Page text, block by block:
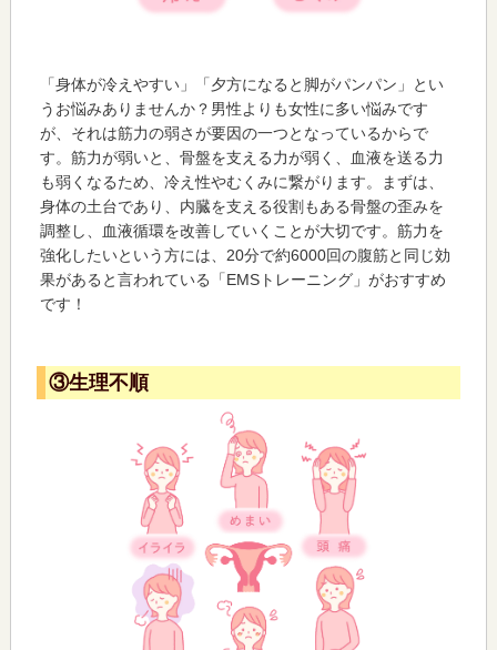
「身体が冷えやすい」「夕方になると脚がパンパン」とい
うお悩みありませんか？男性よりも女性に多い悩みです
が、それは筋力の弱さが要因の一つとなっているからで
す。筋力が弱いと、骨盤を支える力が弱く、血液を送る力
も弱くなるため、冷え性やむくみに繋がります。まずは、
身体の土台であり、内臓を支える役割もある骨盤の歪みを
調整し、血液循環を改善していくことが大切です。筋力を
強化したいという方には、20分で約6000回の腹筋と同じ効
果があると言われている「EMSトレーニング」がおすすめ
です！
③生理不順